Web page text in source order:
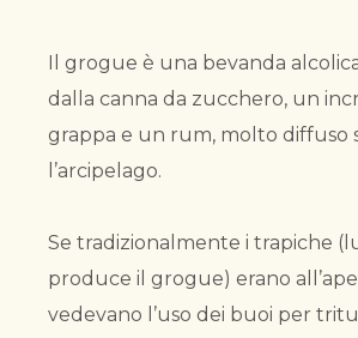
Il grogue è una bevanda
dalla canna da zucchero, un
grappa e un rum, molto diffuso
l’arcipelago.
Se tradizionalmente i trapiche
produce il grogue) erano
vedevano l’uso dei buoi per